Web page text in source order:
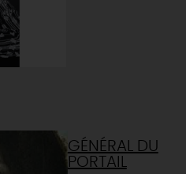
GÉNÉRAL DU
PORTAIL